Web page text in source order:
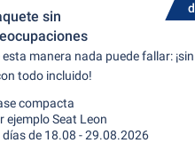
sin
esta manera nada puede fallar:
todo incluido!
compacta
ejemplo Seat Leon
días de 18.08 - 29.08.2026